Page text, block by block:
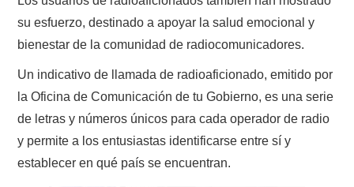
su esfuerzo, destinado a apoyar la salud emocional y
bienestar de la comunidad de radiocomunicadores.
Un indicativo de llamada de radioaficionado, emitido por
la Oficina de Comunicación de tu Gobierno, es una serie
de letras y números únicos para cada operador de radio
y permite a los entusiastas identificarse entre sí y
establecer en qué país se encuentran.